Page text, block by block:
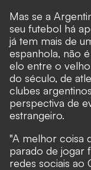
Mas se a
seu futebol há
já tem mais de
espanhola, não
elo entre o
do século, de
clubes
perspectiva de
estrangeiro.
"A melhor coisa
parado de jogar
redes sociais ao